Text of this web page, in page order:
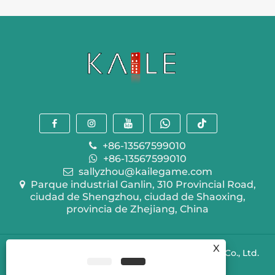
puntuación
clásico
que
artesanal
y
diversión
estratégica
+86-13567599010
+86-13567599010
sallyzhou@kailegame.com
Parque industrial Ganlin, 310 Provincial Road,
ciudad de Shengzhou, ciudad de Shaoxing,
provincia de Zhejiang, China
Copyright © 2024 Shengzhou Kaile Recreation Co., Ltd.
Todos los derechos reservados.
X